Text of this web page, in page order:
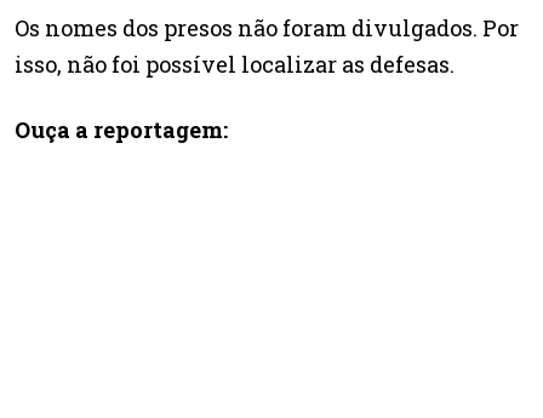
Os nomes dos presos não foram divulgados. Por
isso, não foi possível localizar as defesas.
Ouça a reportagem: